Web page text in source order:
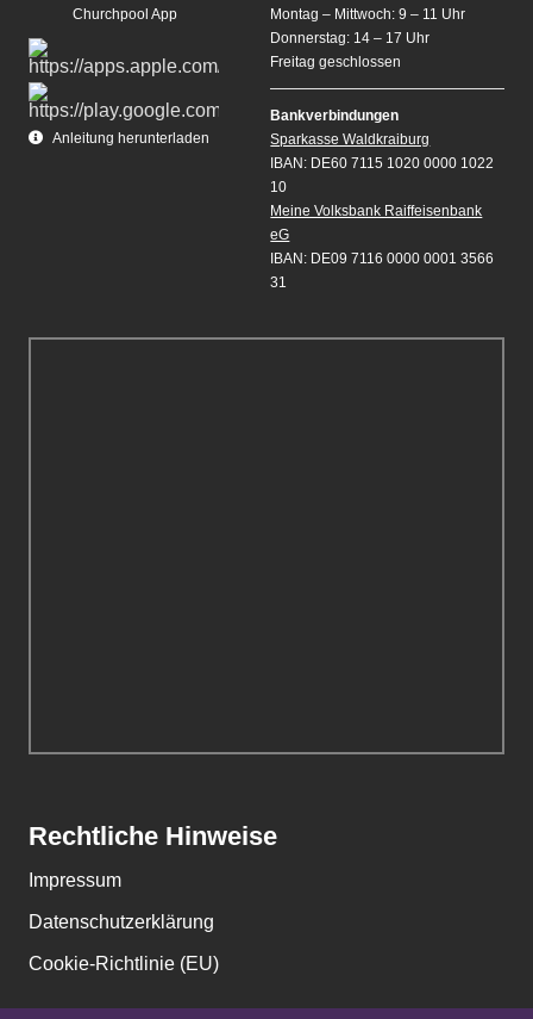
Churchpool App
Anleitung herunterladen
Montag – Mittwoch: 9 – 11 Uhr
Donnerstag: 14 – 17 Uhr
Freitag geschlossen
Bankverbindungen
Sparkasse Waldkraiburg
IBAN: DE60 7115 1020 0000 1022
10
Meine Volksbank Raiffeisenbank
eG
IBAN: DE09 7116 0000 0001 3566
31
Rechtliche Hinweise
Impressum
Datenschutzerklärung
Cookie-Richtlinie (EU)